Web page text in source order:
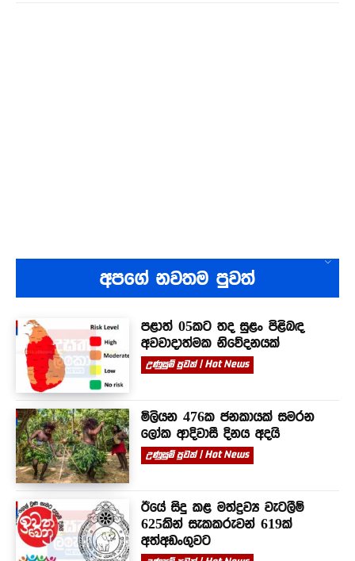
අපගේ නවතම පුවත්
පළාත් 05කට තද සුළං පිළිබඳ
අවවාදාත්මක නිවේදනයක්
උණුසුම් පුවත් | Hot News
මිලියන 476ක ජනකායක් සමරන
ලෝක ආදිවාසී දිනය අදයි
උණුසුම් පුවත් | Hot News
ඊයේ සිදු කළ මත්ද්‍රව්‍ය වැටලීම්
625කින් සැකකරුවන් 619ක්
අත්අඩංගුවට